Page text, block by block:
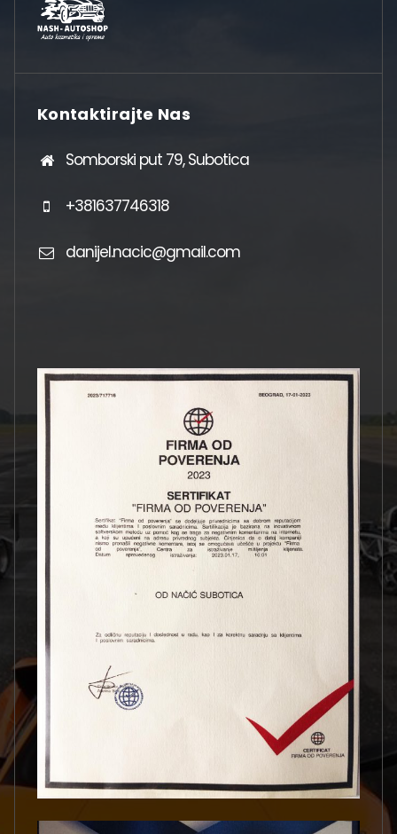
Kontaktirajte Nas
Somborski put 79, Subotica
+381637746318
danijel.nacic@gmail.com